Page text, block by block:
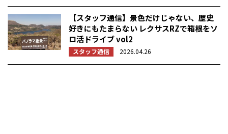
【スタッフ通信】景色だけじゃない、歴史
好きにもたまらない レクサスRZで箱根をソ
ロ活ドライブ vol2
スタッフ通信 2026.04.26